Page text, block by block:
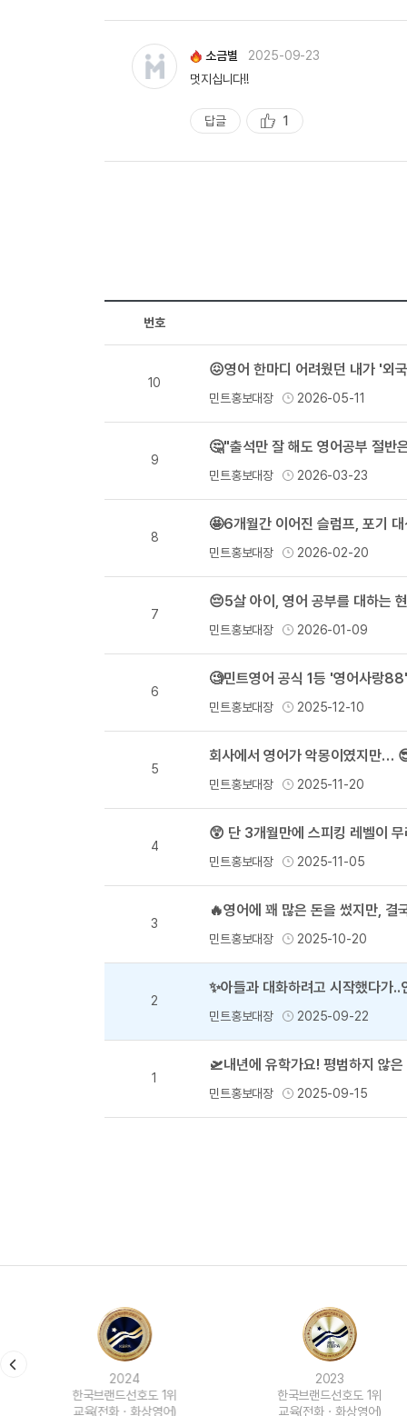
소금별
2025-09-23
멋지십니다!!
답글
추
천
1
번호
10
😖영어 한마디 어려웠던 내가 '외
민트홍보대장 2026-05-11
9
🤔"출석만 잘 해도 영어공부 절반
민트홍보대장 2026-03-23
8
🤩6개월간 이어진 슬럼프, 포기
민트홍보대장 2026-02-20
7
😔5살 아이, 영어 공부를 대하는
민트홍보대장 2026-01-09
6
🧐민트영어 공식 1등 '영어사랑
민트홍보대장 2025-12-10
5
민트홍보대장
2025-11-20
4
😲 단 3개월만에 스피킹 레벨이
민트홍보대장 2025-11-05
3
🔥영어에 꽤 많은 돈을 썼지만,
민트홍보대장 2025-10-20
2
✨아들과 대화하려고 시작했다가
민트홍보대장 2025-09-22
1
민트홍보대장
2025-09-15
2024
한국브랜드선호도 1위
교육(전화ㆍ화상영어)
2023
한국브랜드선호도 1위
교육(전화ㆍ화상영어)